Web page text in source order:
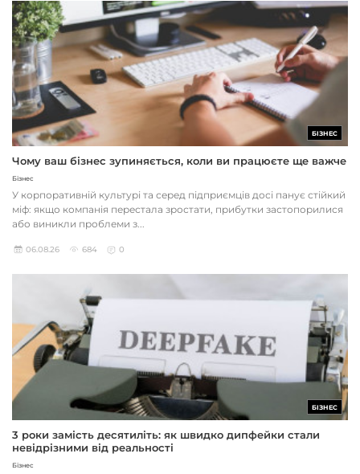
БІЗНЕС
Чому ваш бізнес зупиняється, коли ви працюєте ще важче
Бізнес
У корпоративній культурі та серед підприємців досі панує стійкий
міф: якщо компанія перестала зростати, прибутки застопорилися
або виникли проблеми з...
06.08.26 684 0
БІЗНЕС
3 роки замість десятиліть: як швидко дипфейки стали
невідрізними від реальності
Бізнес